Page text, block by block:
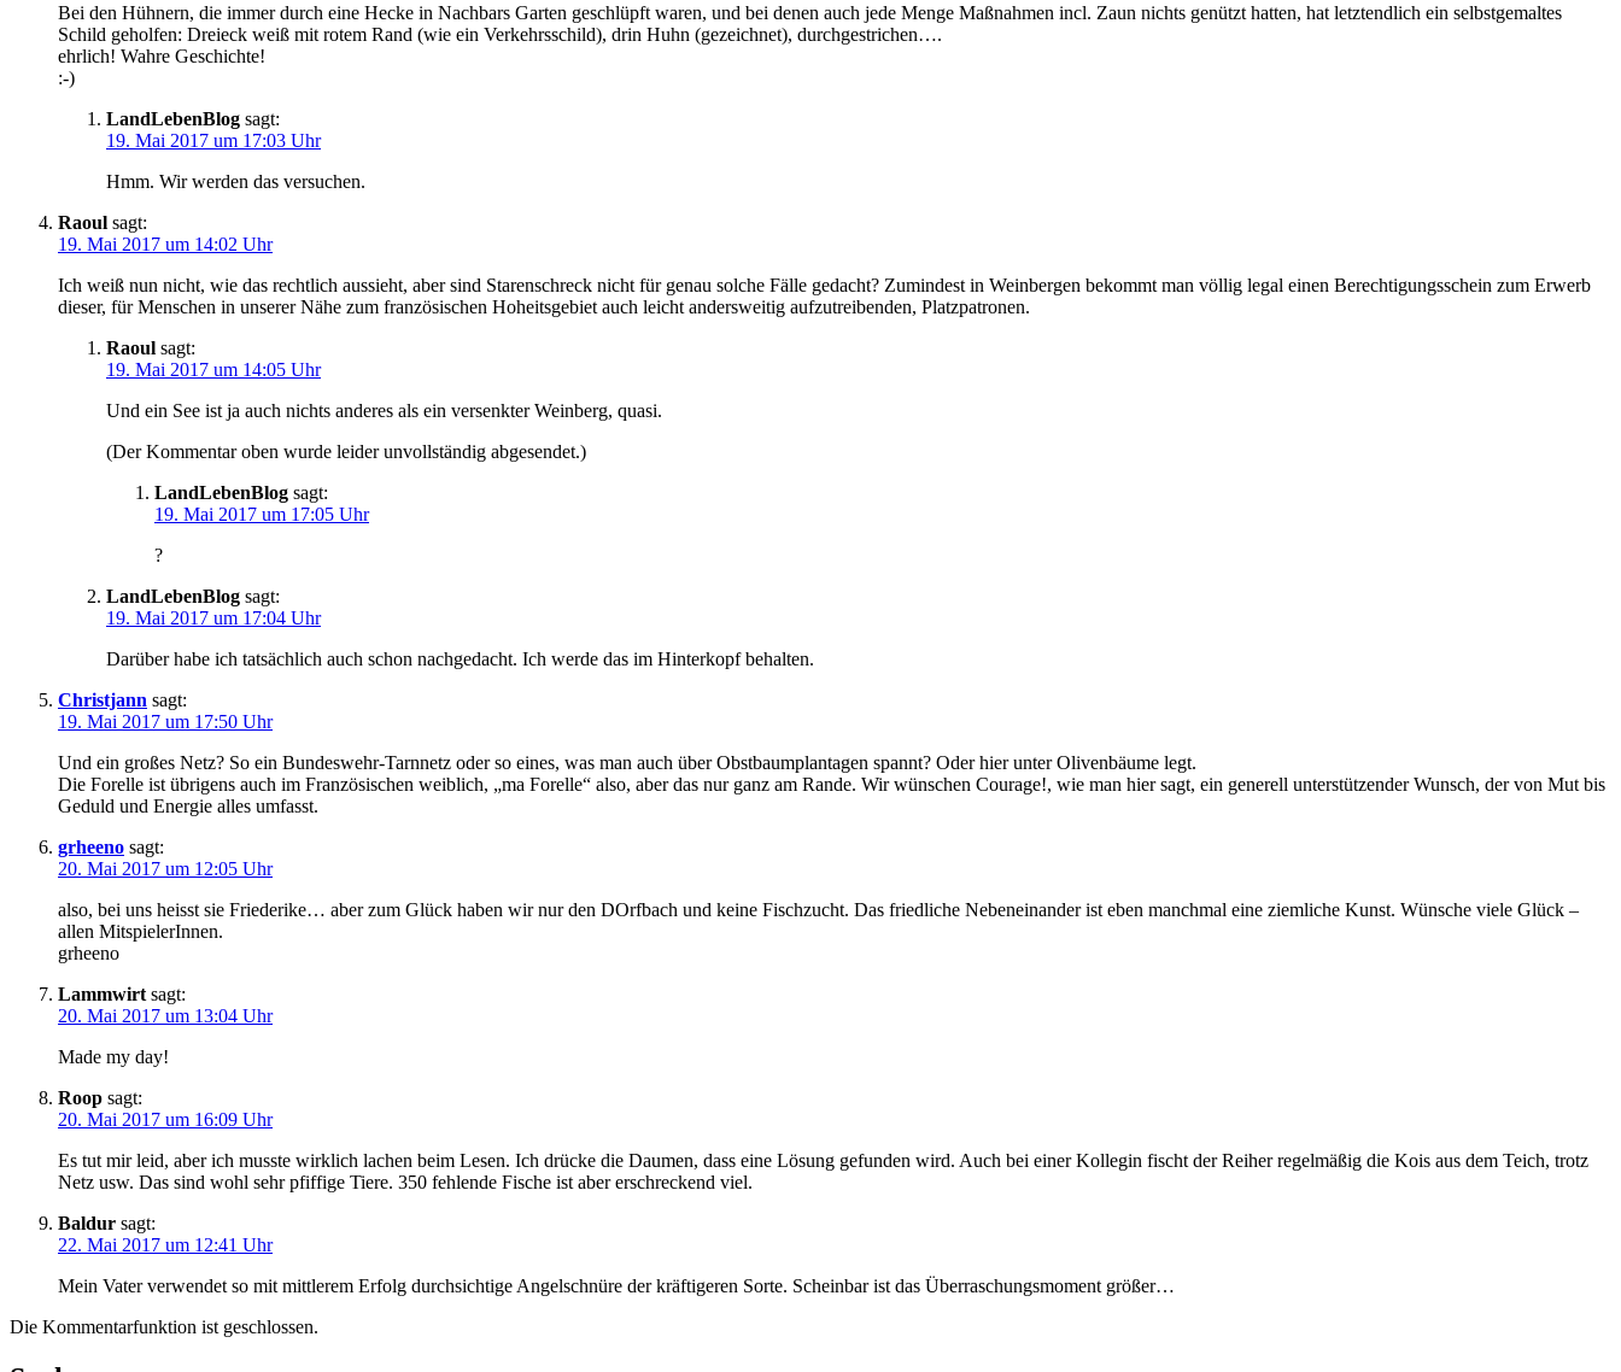
Bei den Hühnern, die immer durch eine Hecke in Nachbars Garten geschlüpft waren, und bei denen auch jede Menge Maßnahmen incl. Zaun nichts genützt hatten, hat letztendlich ein selbstgemaltes
Schild geholfen: Dreieck weiß mit rotem Rand (wie ein Verkehrsschild), drin Huhn (gezeichnet), durchgestrichen….
ehrlich! Wahre Geschichte!
:-)
LandLebenBlog sagt:
19. Mai 2017 um 17:03 Uhr
Hmm. Wir werden das versuchen.
Raoul sagt:
19. Mai 2017 um 14:02 Uhr
Ich weiß nun nicht, wie das rechtlich aussieht, aber sind Starenschreck nicht für genau solche Fälle gedacht? Zumindest in Weinbergen bekommt man völlig legal einen Berechtigungsschein zum Erwerb
dieser, für Menschen in unserer Nähe zum französischen Hoheitsgebiet auch leicht andersweitig aufzutreibenden, Platzpatronen.
Raoul sagt:
19. Mai 2017 um 14:05 Uhr
Und ein See ist ja auch nichts anderes als ein versenkter Weinberg, quasi.
(Der Kommentar oben wurde leider unvollständig abgesendet.)
LandLebenBlog sagt:
19. Mai 2017 um 17:05 Uhr
?
LandLebenBlog sagt:
19. Mai 2017 um 17:04 Uhr
Darüber habe ich tatsächlich auch schon nachgedacht. Ich werde das im Hinterkopf behalten.
Christjann sagt:
19. Mai 2017 um 17:50 Uhr
Und ein großes Netz? So ein Bundeswehr-Tarnnetz oder so eines, was man auch über Obstbaumplantagen spannt? Oder hier unter Olivenbäume legt.
Die Forelle ist übrigens auch im Französischen weiblich, „ma Forelle“ also, aber das nur ganz am Rande. Wir wünschen Courage!, wie man hier sagt, ein generell unterstützender Wunsch, der von Mut bis
Geduld und Energie alles umfasst.
grheeno sagt:
20. Mai 2017 um 12:05 Uhr
also, bei uns heisst sie Friederike… aber zum Glück haben wir nur den DOrfbach und keine Fischzucht. Das friedliche Nebeneinander ist eben manchmal eine ziemliche Kunst. Wünsche viele Glück –
allen MitspielerInnen.
grheeno
Lammwirt sagt:
20. Mai 2017 um 13:04 Uhr
Made my day!
Roop sagt:
20. Mai 2017 um 16:09 Uhr
Es tut mir leid, aber ich musste wirklich lachen beim Lesen. Ich drücke die Daumen, dass eine Lösung gefunden wird. Auch bei einer Kollegin fischt der Reiher regelmäßig die Kois aus dem Teich, trotz
Netz usw. Das sind wohl sehr pfiffige Tiere. 350 fehlende Fische ist aber erschreckend viel.
Baldur sagt:
22. Mai 2017 um 12:41 Uhr
Mein Vater verwendet so mit mittlerem Erfolg durchsichtige Angelschnüre der kräftigeren Sorte. Scheinbar ist das Überraschungsmoment größer…
Die Kommentarfunktion ist geschlossen.